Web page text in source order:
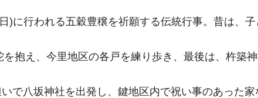
)に行われる五穀豊穣を祈願する伝統行事。昔は、子
抱え、今里地区の各戸を練り歩き、最後は、杵築
で八坂神社を出発し、鍵地区内で祝い事のあった家